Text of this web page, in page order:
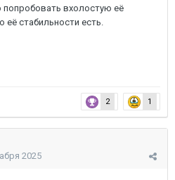
попробовать вхолостую её
её стабильности есть.
2 1
2025